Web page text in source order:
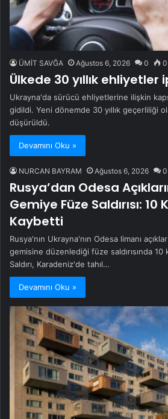
ÜMİT SAVĞA Ağustos 6, 2026 0 0
Ülkede 30 yıllık
Ukrayna'da sürücü ehliyetlerine ilişkin
gidildi. Yeni dönemde 30 yıllık geçerliliği
düşürüldü.
Devamını Oku »
NURCAN BAYRAM Ağustos 6, 2026 0
Rusya’dan Odesa
Gemiye Füze Saldırısı: 10
Kaybetti
Rusya'nın Ukrayna'nın Odesa limanı
gemisine düzenlediği füze saldırısında 10
Saldırı, Karadeniz'de tahıl…
Devamını Oku »